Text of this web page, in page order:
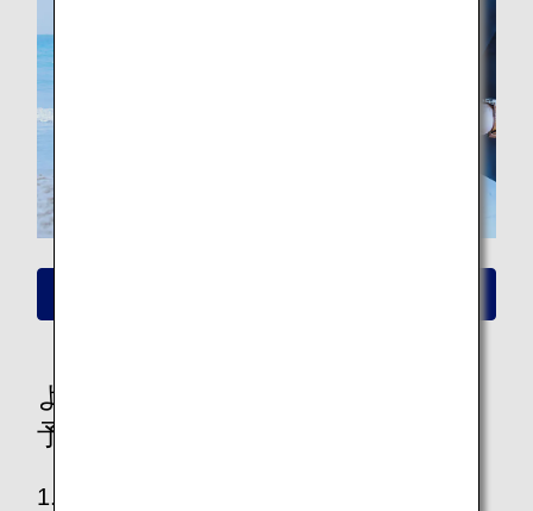
より便利で使いやすい空席照会・
予約機能へリニューアル
1.どんな情報も探しやすい、迷わない